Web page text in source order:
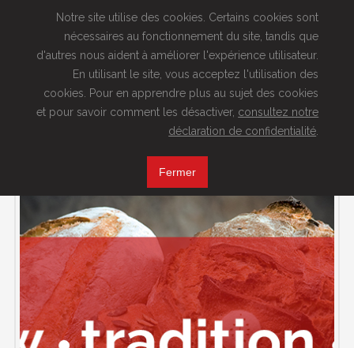
Artisan Meunier depuis 1760
MENU
Slow
Notre site utilise des cookies. Certains cookies sont
nécessaires au fonctionnement du site, tandis que
d'autres nous aident à améliorer l'expérience utilisateur.
En utilisant le site, vous acceptez l'utilisation des
cookies. Pour en apprendre plus au sujet des cookies
et pour savoir comment les désactiver, consultez notre
déclaration de confidentialité
Fermer